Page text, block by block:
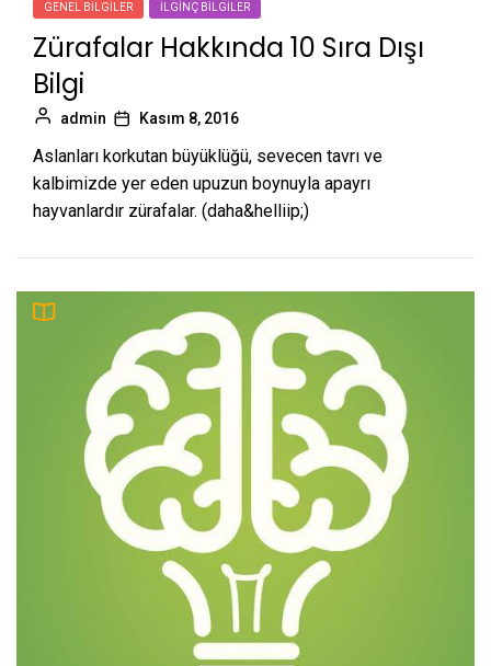
GENEL BILGILER İLGINÇ BILGILER
Zürafalar Hakkında 10 Sıra Dışı
Bilgi
admin Kasım 8, 2016
Aslanları korkutan büyüklüğü, sevecen tavrı ve
kalbimizde yer eden upuzun boynuyla apayrı
hayvanlardır zürafalar. (daha&helliip;)